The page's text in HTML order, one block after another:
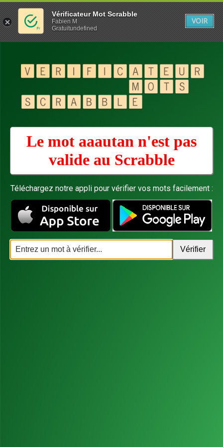
Le mot aaautan n'est pas
valide au Scrabble
Téléchargez notre appli pour vérifier vos mots facilement :
Vérificateur Mot Scrabble
Fabien M
Gratuitundefined
VOIR